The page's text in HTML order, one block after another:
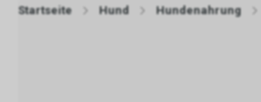
Startseite Hund Hundenahrung